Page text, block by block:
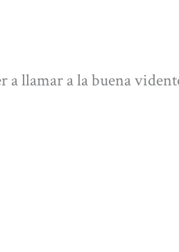
a llamar a la buena